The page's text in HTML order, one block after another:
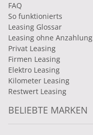
FAQ
So funktionierts
Leasing Glossar
Leasing ohne Anzahlung
Privat Leasing
Firmen Leasing
Elektro Leasing
Kilometer Leasing
Restwert Leasing
BELIEBTE MARKEN